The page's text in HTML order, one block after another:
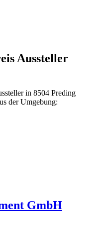
Aussteller
in 8504 Preding
der Umgebung:
GmbH